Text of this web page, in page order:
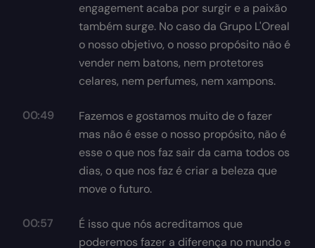
engagement acaba por surgir e a paixão
também surge. No caso da Grupo L'Oreal
o nosso objetivo, o nosso propósito não é
vender nem batons, nem protetores
celares, nem perfumes, nem xampons.
00:49
Fazemos e gostamos muito de o fazer
mas não é esse o nosso propósito, não é
esse o que nos faz sair da cama todos os
dias, o que nos faz é criar a beleza que
move o futuro.
00:57
É isso que nós acreditamos que
poderemos fazer a diferença no mundo e